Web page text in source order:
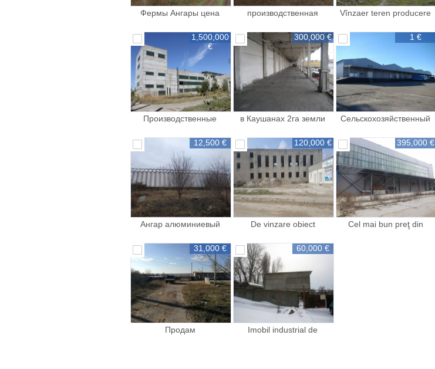
Фермы Ангары цена
производственная
Vînzaer teren producere
1,500,000
€
Производственные
300,000 €
в Каушанах 2га земли
1 €
Сельскохозяйственный
12,500 €
Ангар алюминиевый
120,000 €
De vinzare obiect
zona Lipovanca
395,000 €
Cel mai bun preţ din
31,000 €
Продам
60,000 €
Imobil industrial de